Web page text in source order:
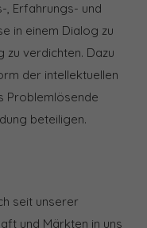
, Erfahrungs- und
in einem Dialog zu
zu verdichten. Dazu
der intellektuellen
Problemlösende
beteiligen.
seit unserer
und Märkten in uns